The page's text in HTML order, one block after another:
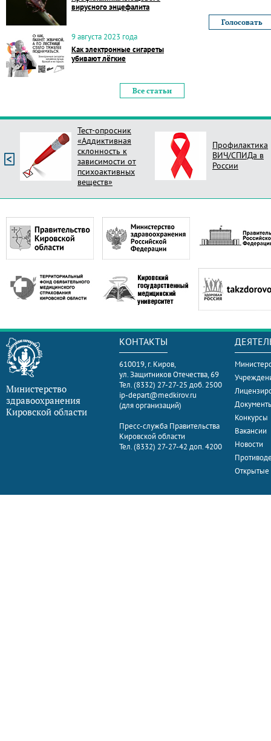
вирусного энцефалита
9 августа 2023 года
Как электронные сигареты
убивают лёгкие
Все статьи
Тест-опросник
«Аддиктивная
склонность к
зависимости от
психоактивных
веществ»
Профилактика
ВИЧ/СПИДа в
России
Министерство
здравоохранения
Кировской области
КОНТАКТЫ
610019, г. Киров,
ул. Защитников Отечества, 69
Тел. (8332) 27-27-25 доб. 2500
ip-depart@medkirov.ru
(для организаций)
Пресс-служба Правительства
Кировской области
Тел. (8332) 27-27-42 доп. 4200
Конкурсы
Вакансии
Новости